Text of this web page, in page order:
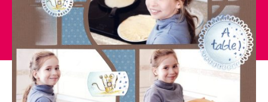
Mon compte
Boutique
CONTACT